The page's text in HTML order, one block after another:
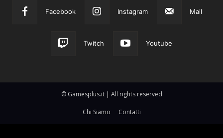
Facebook Instagram Mail
Twitch Youtube
© Gamesplus.it | All rights reserved
Chi Siamo Contatti